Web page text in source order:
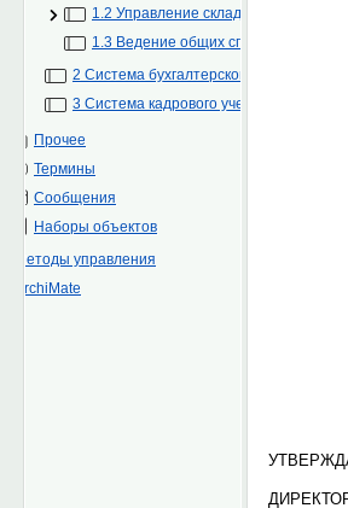
1.2 Управление складом
1.3 Ведение общих справочников
2 Система бухгалтерского учета
3 Система кадрового учета и расчета
Прочее
Термины
Сообщения
Наборы объектов
Методы управления
ArchiMate